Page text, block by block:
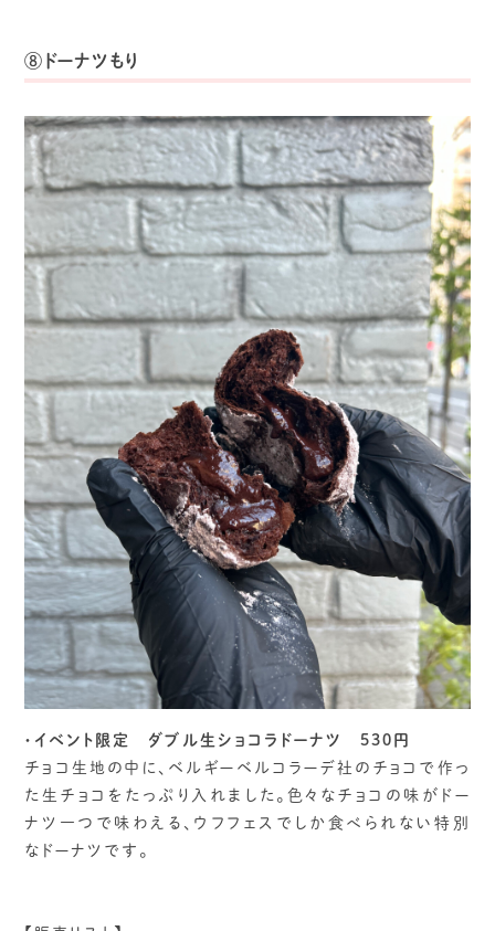
⑧ドーナツもり
・イベント限定 ダブル生ショコラドーナツ
530円
チョコ生地の中に、ベルギーベルコラーデ社のチョコで作っ
た生チョコをたっぷり入れました。色々なチョコの味がドー
ナツ一つで味わえる、ウフフェスでしか食べられない特別
なドーナツです。